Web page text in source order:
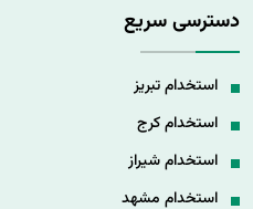
دسترسی سریع
استخدام تبریز
استخدام کرج
استخدام شیراز
استخدام مشهد